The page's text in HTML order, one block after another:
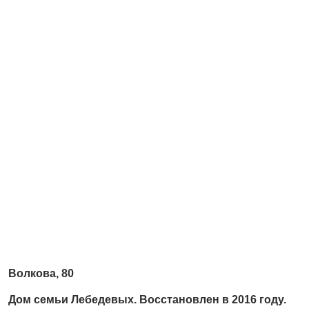
Волкова, 80
Дом семьи Лебедевых. Восстановлен в 2016 году.